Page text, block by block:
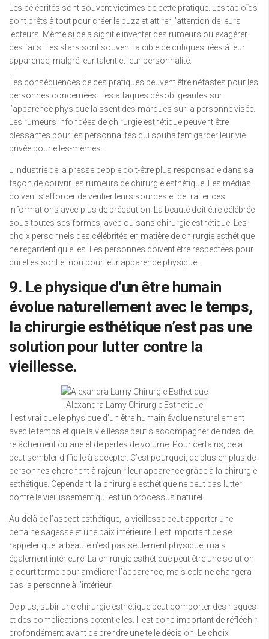
Les célébrités sont souvent victimes de cette pratique. Les tabloïds
sont prêts à tout pour créer le buzz et attirer l’attention de leurs
lecteurs. Même si cela signifie inventer des rumeurs ou exagérer
des faits. Les stars sont souvent la cible de critiques liées à leur
apparence, malgré leur talent et leur personnalité.
Les conséquences de ces pratiques peuvent être néfastes pour les
personnes concernées. Les attaques désobligeantes sur
l’apparence physique laissent des marques sur la personne visée.
Les rumeurs infondées de chirurgie esthétique peuvent être
blessantes pour les personnalités qui souhaitent garder leur vie
privée pour elles-mêmes.
L’industrie de la presse people doit-être plus responsable dans sa
façon de couvrir les rumeurs de chirurgie esthétique. Les médias
doivent s’efforcer de vérifier leurs sources et de traiter ces
informations avec plus de précaution. La beauté doit être célébrée
sous toutes ses formes, avec ou sans chirurgie esthétique. Les
choix personnels des célébrités en matière de chirurgie esthétique
ne regardent qu’elles. Les personnes doivent être respectées pour
qui elles sont et non pour leur apparence physique.
9. Le physique d’un être humain
évolue naturellement avec le temps,
la chirurgie esthétique n’est pas une
solution pour lutter contre la
vieillesse.
Alexandra Lamy Chirurgie Esthetique
Il est vrai que le physique d’un être humain évolue naturellement
avec le temps et que la vieillesse peut s’accompagner de rides, de
relâchement cutané et de pertes de volume. Pour certains, cela
peut sembler difficile à accepter. C’est pourquoi, de plus en plus de
personnes cherchent à rajeunir leur apparence grâce à la chirurgie
esthétique. Cependant, la chirurgie esthétique ne peut pas lutter
contre le vieillissement qui est un processus naturel.
Au-delà de l’aspect esthétique, la vieillesse peut apporter une
certaine sagesse et une paix intérieure. Il est important de se
rappeler que la beauté n’est pas seulement physique, mais
également intérieure. La chirurgie esthétique peut être une solution
à court terme pour améliorer l’apparence, mais cela ne changera
pas la personne à l’intérieur.
De plus, subir une chirurgie esthétique peut comporter des risques
et des complications potentielles. Il est donc important de réfléchir
profondément avant de prendre une telle décision. Le choix